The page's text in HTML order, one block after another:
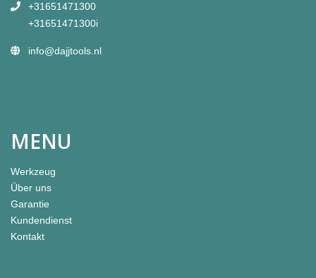
+31651471300
+31651471300i
info@dajjtools.nl
MENU
Werkzeug
Über uns
Garantie
Kundendienst
Kontakt